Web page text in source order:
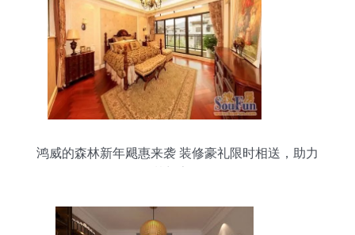
鸿威的森林新年飓惠来袭 装修豪礼限时相送，助力